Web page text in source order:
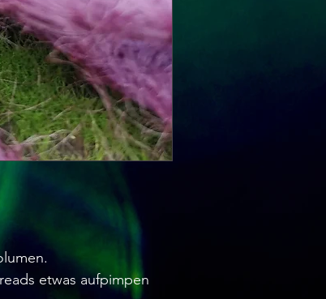
etwas aufpimpen